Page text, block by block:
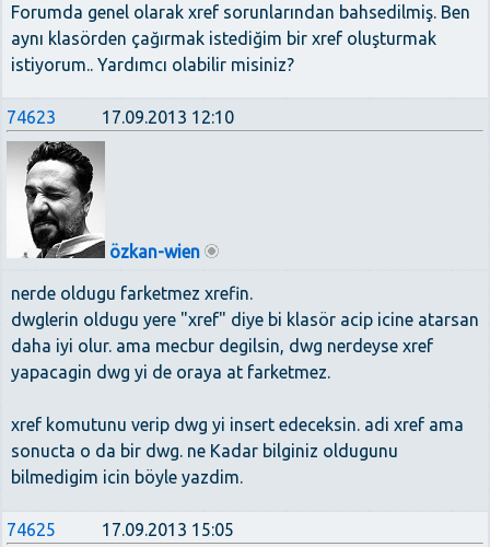
Forumda genel olarak xref sorunlarından bahsedilmiş. Ben
aynı klasörden çağırmak istediğim bir xref oluşturmak
istiyorum.. Yardımcı olabilir misiniz?
74623 17.09.2013 12:10
özkan-wien
nerde oldugu farketmez xrefin.
dwglerin oldugu yere "xref" diye bi klasör acip icine atarsan
daha iyi olur. ama mecbur degilsin, dwg nerdeyse xref
yapacagin dwg yi de oraya at farketmez.
xref komutunu verip dwg yi insert edeceksin. adi xref ama
sonucta o da bir dwg. ne Kadar bilginiz oldugunu
bilmedigim icin böyle yazdim.
74625
17.09.2013 15:05